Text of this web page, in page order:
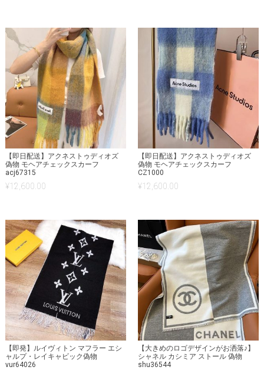
【即日配送】アクネストゥディオズ
偽物 モヘアチェックスカーフ
acj67315
¥12,600.00
【即日配送】アクネストゥディオズ
偽物 モヘアチェックスカーフ
CZ1000
¥12,600.00
【即発】ルイヴィトン マフラー エシ
ャルプ・レイキャビック偽物
vur64026
【大きめのロゴデザインがお洒落♪】
シャネル カシミア ストール 偽物
shu36544